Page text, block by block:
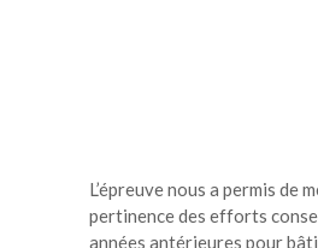
L’épreuve nous a permis de
pertinence des efforts
années antérieures pour